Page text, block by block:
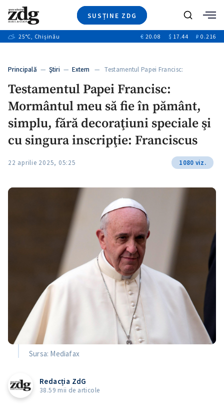
SUSȚINE ZDG
Ştiri
+12
Special
Blog
ZdGust
Caută
25°C, Chișinău € 20.08 $ 17.44 ₽ 0.216
Principală — Ştiri — Extern — Testamentul Papei Francisc:
Testamentul Papei Francisc:
Mormântul meu să fie în pământ,
simplu, fără decoraţiuni speciale şi
cu singura inscripţie: Franciscus
22 aprilie 2025, 05:25 1080 viz.
Sursa: Mediafax
Redacția ZdG
38.59 mii de articole